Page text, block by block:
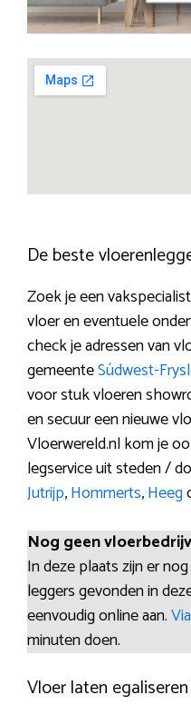
De beste
Zoek je een
vloer en eventuele
check je adressen van
gemeenteSúdwest-
voor stuk vloeren
en secuur een nieuwe
Vloerwereld.nl kom je
legservice uit steden /
Jutrijp,Hommerts,Heeg
Nog geen
In deze plaats zijn er
leggers gevonden in
eenvoudig online aan.
minuten doen.
Vloer laten